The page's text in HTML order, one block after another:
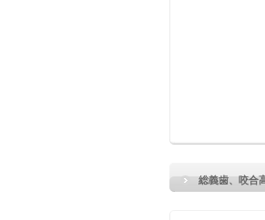
総義歯、咬合